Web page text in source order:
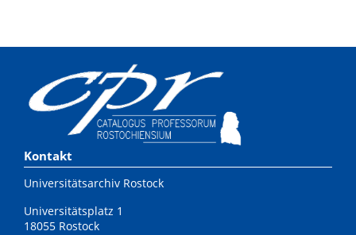
Kontakt
Universitätsarchiv Rostock
Universitätsplatz 1
18055 Rostock